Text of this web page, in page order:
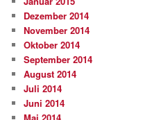
Dezember 2014
November 2014
Oktober 2014
September 2014
August 2014
Juli 2014
Juni 2014